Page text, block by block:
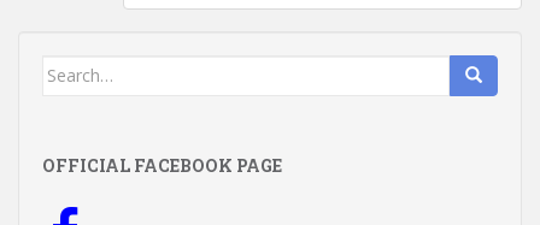
Search
OFFICIAL FACEBOOK PAGE